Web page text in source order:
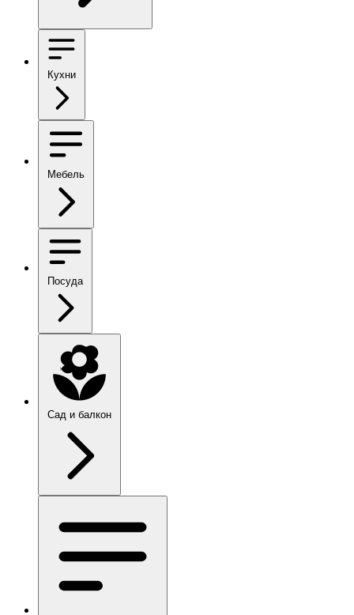
Кухни
Мебель
Посуда
Сад и балкон